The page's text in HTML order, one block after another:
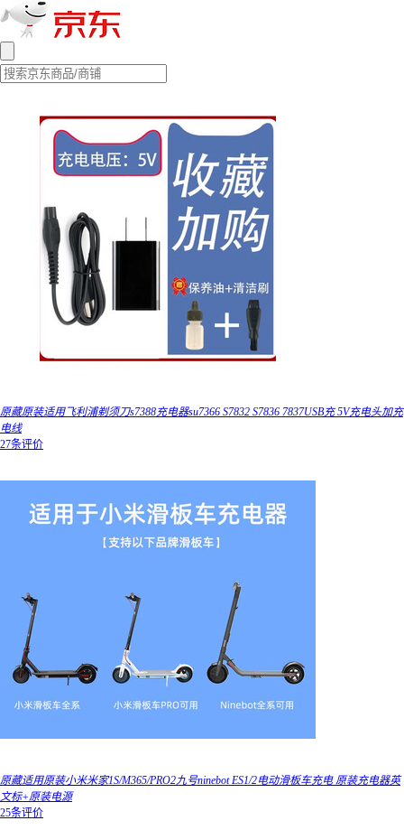
原藏原装适用飞利浦剃须刀s7388充电器su7366 S7832 S7836 7837USB充 5V充电头加充
电线
27条评价
原藏适用原装小米米家1S/M365/PRO2九号ninebot ES1/2电动滑板车充电 原装充电器英
文标+原装电源
25条评价